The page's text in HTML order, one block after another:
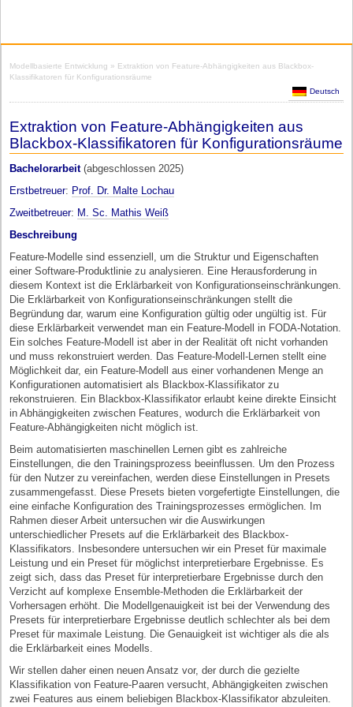
Modellbasierte Entwicklung » Extraktion von Feature-Abhängigkeiten aus Blackbox-
Klassifikatoren für Konfigurationsräume
Deutsch
Extraktion von Feature-Abhängigkeiten aus
Blackbox-Klassifikatoren für Konfigurationsräume
Bachelorarbeit(abgeschlossen 2025)
Erstbetreuer: Prof. Dr. Malte Lochau
Zweitbetreuer: M. Sc. Mathis Weiß
Beschreibung
Feature-Modelle sind essenziell, um die Struktur und Eigenschaften
einer Software-Produktlinie zu analysieren. Eine Herausforderung in
diesem Kontext ist die Erklärbarkeit von Konfigurationseinschränkungen.
Die Erklärbarkeit von Konfigurationseinschränkungen stellt die
Begründung dar, warum eine Konfiguration gültig oder ungültig ist. Für
diese Erklärbarkeit verwendet man ein Feature-Modell in FODA-Notation.
Ein solches Feature-Modell ist aber in der Realität oft nicht vorhanden
und muss rekonstruiert werden. Das Feature-Modell-Lernen stellt eine
Möglichkeit dar, ein Feature-Modell aus einer vorhandenen Menge an
Konfigurationen automatisiert als Blackbox-Klassifikator zu
rekonstruieren. Ein Blackbox-Klassifikator erlaubt keine direkte Einsicht
in Abhängigkeiten zwischen Features, wodurch die Erklärbarkeit von
Feature-Abhängigkeiten nicht möglich ist.
Beim automatisierten maschinellen Lernen gibt es zahlreiche
Einstellungen, die den Trainingsprozess beeinflussen. Um den Prozess
für den Nutzer zu vereinfachen, werden diese Einstellungen in Presets
zusammengefasst. Diese Presets bieten vorgefertigte Einstellungen, die
eine einfache Konfiguration des Trainingsprozesses ermöglichen. Im
Rahmen dieser Arbeit untersuchen wir die Auswirkungen
unterschiedlicher Presets auf die Erklärbarkeit des Blackbox-
Klassifikators. Insbesondere untersuchen wir ein Preset für maximale
Leistung und ein Preset für möglichst interpretierbare Ergebnisse. Es
zeigt sich, dass das Preset für interpretierbare Ergebnisse durch den
Verzicht auf komplexe Ensemble-Methoden die Erklärbarkeit der
Vorhersagen erhöht. Die Modellgenauigkeit ist bei der Verwendung des
Presets für interpretierbare Ergebnisse deutlich schlechter als bei dem
Preset für maximale Leistung. Die Genauigkeit ist wichtiger als die als
die Erklärbarkeit eines Modells.
Wir stellen daher einen neuen Ansatz vor, der durch die gezielte
Klassifikation von Feature-Paaren versucht, Abhängigkeiten zwischen
zwei Features aus einem beliebigen Blackbox-Klassifikator abzuleiten.